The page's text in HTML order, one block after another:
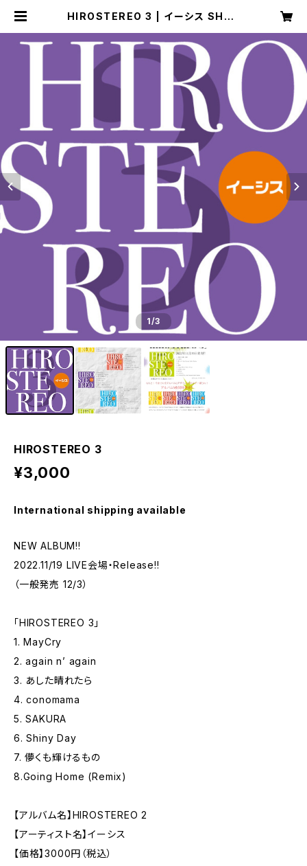
HIROSTEREO 3 | イーシス SHOP
1/3
HIROSTEREO 3
¥3,000
International shipping available
NEW ALBUM!!
2022.11/19 LIVE会場・Release!!
（一般発売 12/3）
「HIROSTEREO 3」
1. MayCry
2. again n’ again
3. あした晴れたら
4. conomama
5. SAKURA
6. Shiny Day
7. 儚くも輝けるもの
8.Going Home (Remix)
【アルバム名】HIROSTEREO 2
【アーティスト名】イーシス
【価格】3000円（税込）